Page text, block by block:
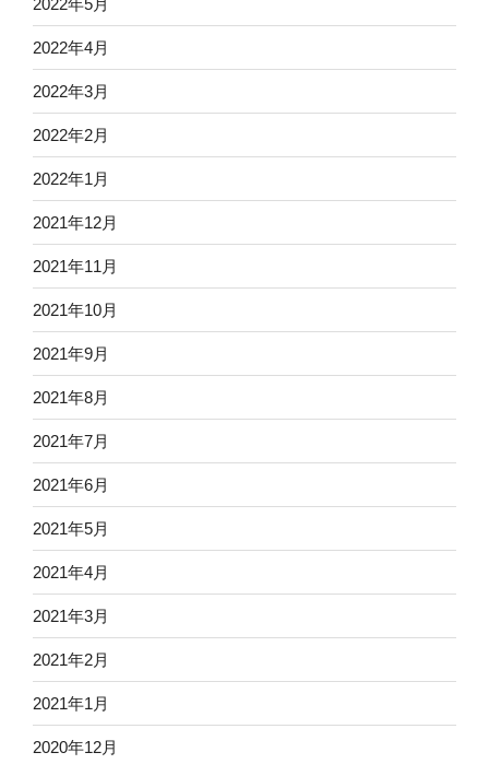
2022年4月
2022年3月
2022年2月
2022年1月
2021年12月
2021年11月
2021年10月
2021年9月
2021年8月
2021年7月
2021年6月
2021年5月
2021年4月
2021年3月
2021年2月
2021年1月
2020年12月